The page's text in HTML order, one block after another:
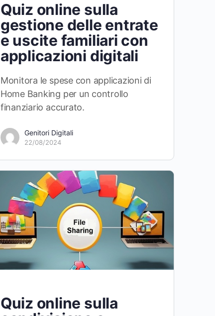
Quiz online sulla
gestione delle entrate
e uscite familiari con
applicazioni digitali
Monitora le spese con applicazioni di
Home Banking per un controllo
finanziario accurato.
Genitori Digitali
22/08/2024
Quiz online sulla